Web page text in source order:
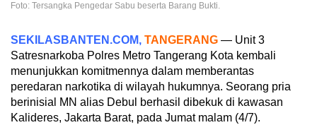
Foto: Tersangka Pengedar Sabu beserta Barang Bukti.
SEKILASBANTEN.COM, TANGERANG — Unit 3
Satresnarkoba Polres Metro Tangerang Kota kembali
menunjukkan komitmennya dalam memberantas
peredaran narkotika di wilayah hukumnya. Seorang pria
berinisial MN alias Debul berhasil dibekuk di kawasan
Kalideres, Jakarta Barat, pada Jumat malam (4/7).